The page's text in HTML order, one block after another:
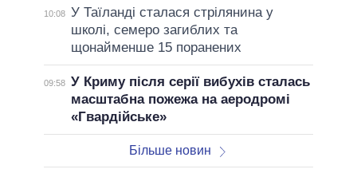
10:08 У Таїланді сталася стрілянина у
школі, семеро загиблих та
щонайменше 15 поранених
09:58 У Криму після серії вибухів сталась
масштабна пожежа на аеродромі
«Гвардійське»
Більше новин